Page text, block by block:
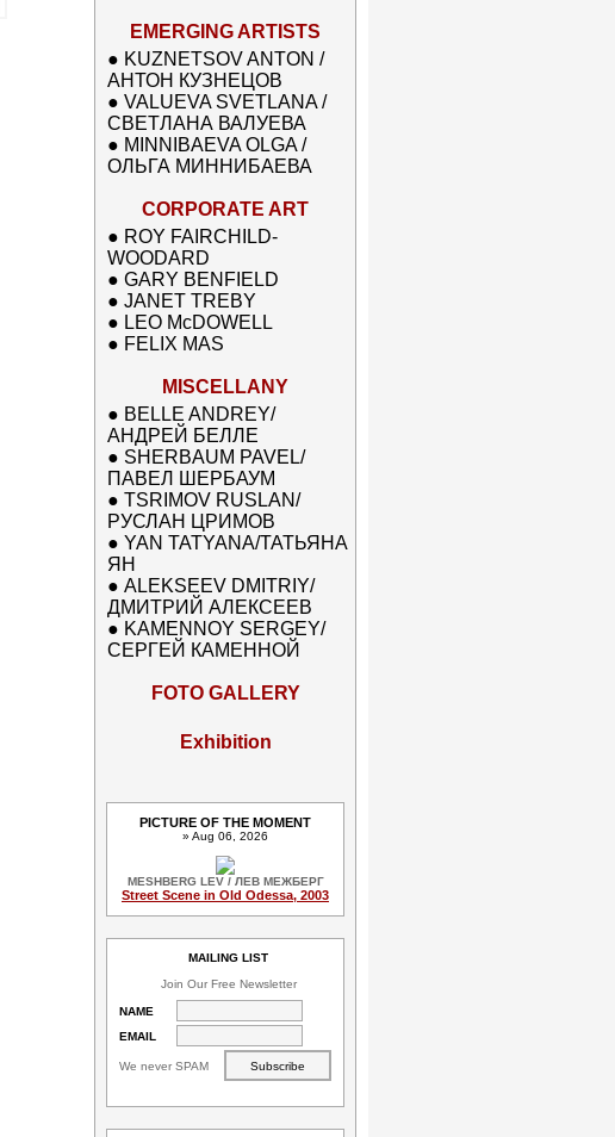
EMERGING ARTISTS
● KUZNETSOV ANTON /
АНТОН КУЗНЕЦОВ
● VALUEVA SVETLANA /
СВЕТЛАНА ВАЛУЕВА
● MINNIBAEVA OLGA /
ОЛЬГА МИННИБАЕВА
CORPORATE ART
● ROY FAIRCHILD-
WOODARD
● GARY BENFIELD
● JANET TREBY
● LEO McDOWELL
● FELIX MAS
MISCELLANY
● BELLE ANDREY/
АНДРЕЙ БЕЛЛЕ
● SHERBAUM PAVEL/
ПАВЕЛ ШЕРБАУМ
● TSRIMOV RUSLAN/
РУСЛАН ЦРИМОВ
● YAN TATYANA/ТАТЬЯНА
ЯН
● ALEKSEEV DMITRIY/
ДМИТРИЙ АЛЕКСЕЕВ
● KAMENNOY SERGEY/
СЕРГЕЙ КАМЕННОЙ
FOTO GALLERY
Exhibition
PICTURE OF THE MOMENT
» Aug 06, 2026
MESHBERG LEV / ЛЕВ МЕЖБЕРГ
Street Scene in Old Odessa, 2003
MAILING LIST
Join Our Free Newsletter
NAME
EMAIL
We never SPAM